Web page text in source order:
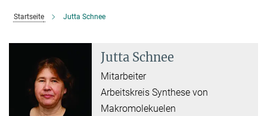
Startseite Jutta Schnee
Jutta Schnee
Mitarbeiter
Arbeitskreis Synthese von
Makromolekuelen